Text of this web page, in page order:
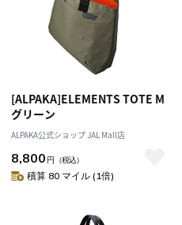
[ALPAKA]ELEMENTS TOTE M
グリーン
ALPAKA公式ショップ JAL Mall店
8,800 円 （税込）
積算 80 マイル (1倍)